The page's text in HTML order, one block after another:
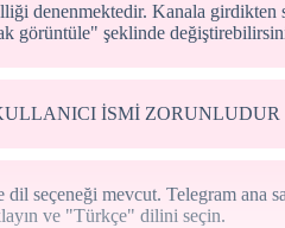
denenmektedir. Kanala girdikten
görüntüle" şeklinde
İSMİ ZORUNLUDUR
dil seçeneği mevcut. Telegram ana
ve "Türkçe" dilini seçin.